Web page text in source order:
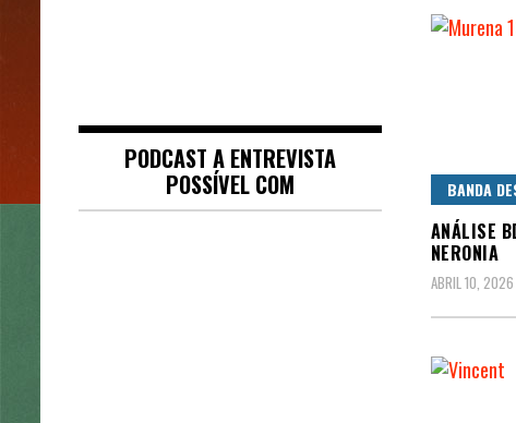
BANDA
ANÁLISE
NERONIA
ABRIL 10, 2026
PODCAST A ENTREVISTA
POSSÍVEL COM